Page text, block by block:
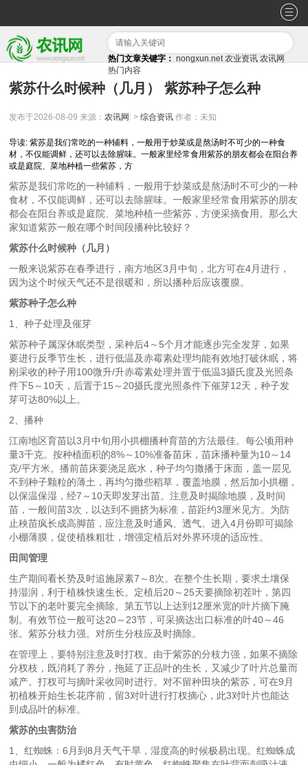
热门文章关键字： nongxun.net 农业资讯 农讯网
热门内容
紫苏什么时候种（几月） 紫苏种子怎么种
发布于2026-08-09 来源：农讯网 : >综合资讯 作者：未知
导读: 紫苏是我们常吃的一种辅料，一般用于炒菜或是熬汤时不可少的一种食
材，不仅能调鲜，还可以去除腥味。一般家里经常食用紫苏的朋友都会在阳台养
或是庭院、菜地种植一些紫苏，方
紫苏是我们常吃的一种辅料，一般用于炒菜或是熬汤时不可少的一种
食材，不仅能调鲜，还可以去除腥味。一般家里经常食用紫苏的朋友
都会在阳台养或是庭院、菜地种植一些紫苏，方便采摘食用。那么大
家知道紫苏一般在哪个时间段播种比较好？
紫苏什么时候种（几月）
一般来说紫苏在春季进行，南方地区3月中旬，北方可在4月进行，
因为这个时候天气还不是很暖和，所以播种后应该覆膜。
紫苏种子怎么种
1、种子处理及催芽
紫苏种子属深休眠类型，采种后4～5个月才能逐步完全发芽，如果
要进行反季节生长，进行低温及赤霉素处理均能有效地打破休眠，将
刚采收的种子用100微升/升赤霉素处理并置于低温3摄氏度及光照条
件下5～10天，后置于15～20摄氏度光照条件下催芽12天，种子发
芽可达80%以上。
2、播种
江南地区育苗以3月中旬用小拱棚播种育苗的方法最佳。每公顷用种
量3千克。按种植面积的8%～10%准备苗床，苗床播种量为10～14
克/平方米。播前苗床要浇足底水，种子均匀撒播于床面，盖一层见
不到种子颗粒的薄土，再均匀撒些稻草，覆盖地膜，然后加小拱棚，
以保温保湿，经7～10天即发芽出苗。注意及时揭除地膜，及时间
苗，一般间苗3次，以达到不拥挤为标准，苗距约3厘米见方。为防
止秧苗疯长成高脚苗，应注意及时通风、透气。进入4月份即可揭除
小棚薄膜，促使植株粗壮，增强定植后对外界环境的适应性。
田间管理
生产期间看长势及时追施尿素7～8次。在整个生长期，要求土壤保
持湿润，利于植株快速生长。定植后20～25天要摘除初茬叶，第四
节以下的老叶要完全摘除。第五节以上达到12厘米宽的叶片摘下腌
制。有效节位一般可达20～23节，可采摘达出口标准的叶40～46
张。紫苏分枝力强。对所生分枝应及时摘除。
在管理上，要特别注意及时打杈。由于紫苏的分枝力强，如果不摘除
分杈枝，既消耗了养分，拖延了正品叶的生长，又减少了叶片总量而
减产。打杈可与摘叶采收同时进行。对不留种田块的紫苏，可在9月
初植株开始生长花序前，留3对叶进行打杈摘心，此3对叶片也能达
到成品叶的标准。
紫苏的虫害防治
1、红蜘蛛：6月到8月天气干旱，湿度高的时候极易出现。红蜘蛛成